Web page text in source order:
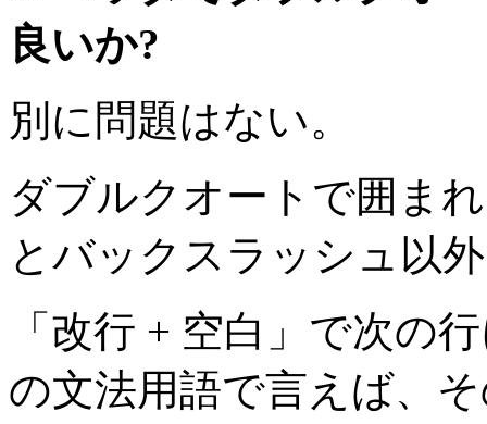
良いか?
別に問題はない。
ダブルクオートで囲ま
とバックスラッシュ以
「改行 + 空白」で次の
の文法用語で言えば、